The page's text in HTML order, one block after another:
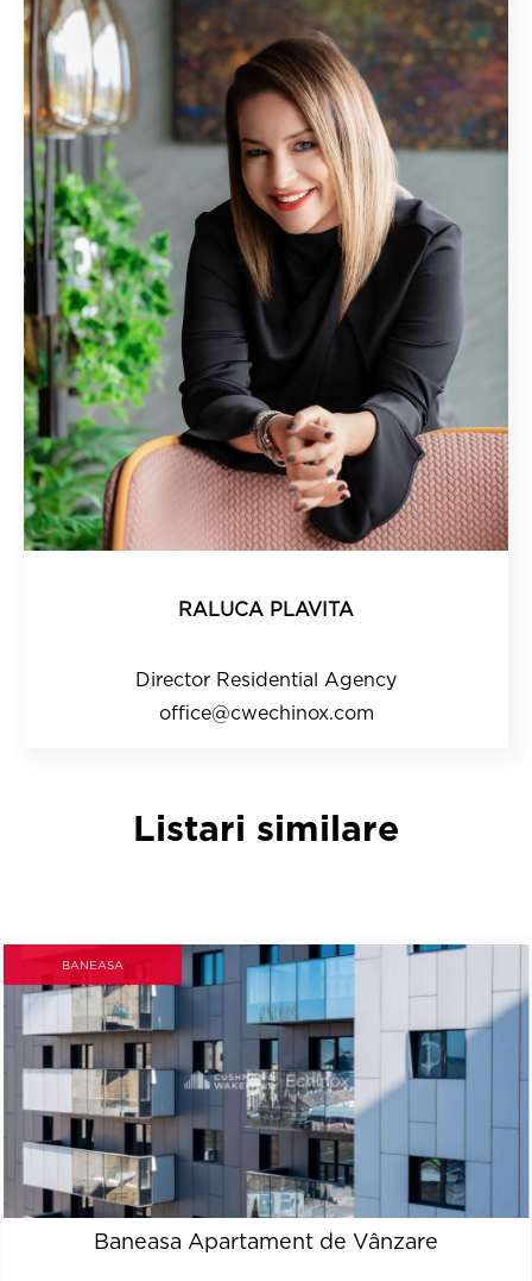
RALUCA PLAVITA
Director Residential Agency
office@cwechinox.com
Listari similare
BANEASA
Baneasa Apartament de Vânzare